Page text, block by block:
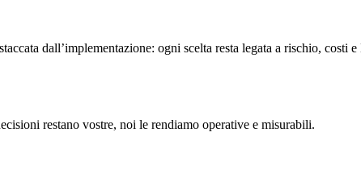
dall’implementazione: ogni scelta resta legata a rischio, costi
restano vostre, noi le rendiamo operative e misurabili.